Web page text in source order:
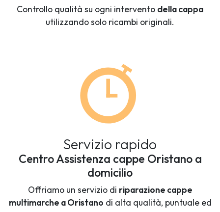
Controllo qualità su ogni intervento della cappa
utilizzando solo ricambi originali.
Servizio rapido
Centro Assistenza cappe Oristano a
domicilio
Offriamo un servizio di riparazione cappe
multimarche a Oristano di alta qualità, puntuale ed